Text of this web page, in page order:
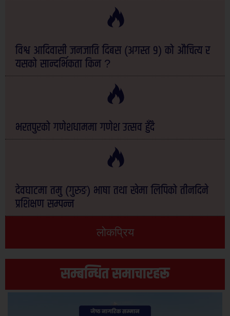
लोकप्रिय
विश्व आदिवासी जनजाति दिबस (अगस्त ९) को औचित्य र
यसको सान्दर्भिकता किन ?
भरतपुरको गणेशधाममा गणेश उत्सव हुँदै
देवघाटमा तमु (गुरुङ) भाषा तथा खेमा लिपिको तीनदिने
प्रशिक्षण सम्पन्न
सम्बन्धित समाचारहरू